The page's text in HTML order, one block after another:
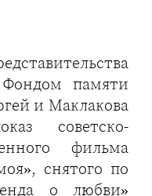
памяти
и Маклакова
советско-
фильма
снятого по
о любви»